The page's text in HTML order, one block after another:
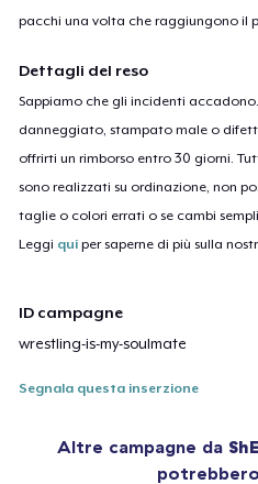
pacchi una volta che raggiungono il
Dettagli del reso
Sappiamo che gli incidenti
danneggiato, stampato male o
offrirti un rimborso entro 30 giorni.
sono realizzati su ordinazione, non
taglie o colori errati o se cambi
Leggi qui per saperne di più sulla
ID campagne
wrestling-is-my-soulmate
Segnala questa inserzione
Altre campagne da